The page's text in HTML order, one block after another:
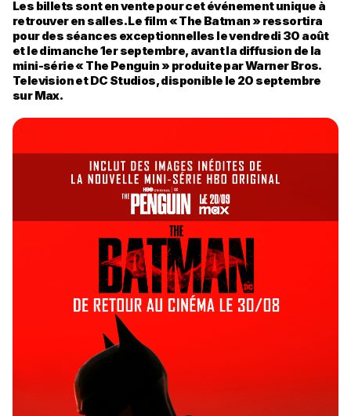
Les billets sont en vente pour cet événement unique à
retrouver en salles. Le film « The Batman » ressortira
pour des séances exceptionnelles le vendredi 30 août
et le dimanche 1er septembre, avant la diffusion de la
mini-série « The Penguin » produite par Warner Bros.
Television et DC Studios, disponible le 20 septembre
sur Max.